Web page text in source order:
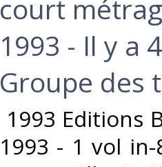
court
1993 - Il y a
Groupe des
1993 Editions
1993 - 1 vol